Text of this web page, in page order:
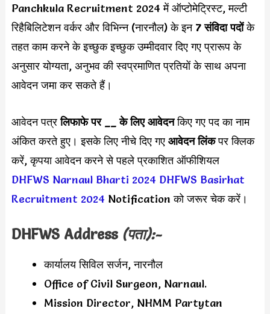
Panchkula Recruitment 2024 में ऑप्टोमेट्रिस्ट, मल्टी
रिहैबिलिटेशन वर्कर और विभिन्न (नारनौल) के इन 7 संविदा पदोंके
तहत काम करने के इच्छुक इच्छुक उम्मीदवार दिए गए प्रारूप के
अनुसार योग्यता, अनुभव की स्वप्रमाणित प्रतियों के साथ अपना
आवेदन जमा कर सकते हैं।
आवेदन पत्रलिफाफे पर __ के लिए आवेदनकिए गए पद का नाम
अंकित करते हुए। इसके लिए नीचे दिए गए आवेदन लिंकपर क्लिक
करें, कृपया आवेदन करने से पहले प्रकाशित ऑफीशियल
DHFWS Narnaul Bharti 2024 DHFWS Basirhat
Recruitment 2024 Notification को जरूर चेक करें।
DHFWS Address (पता):-
कार्यालय सिविल सर्जन, नारनौल
Office of Civil Surgeon, Narnaul.
Mission Director, NHMM Partytan